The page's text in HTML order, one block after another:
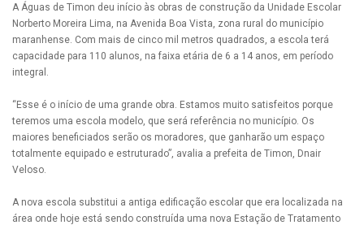
A Águas de Timon deu início às obras de construção da Unidade Escolar
Norberto Moreira Lima, na Avenida Boa Vista, zona rural do município
maranhense. Com mais de cinco mil metros quadrados, a escola terá
capacidade para 110 alunos, na faixa etária de 6 a 14 anos, em período
integral.
“Esse é o início de uma grande obra. Estamos muito satisfeitos porque
teremos uma escola modelo, que será referência no município. Os
maiores beneficiados serão os moradores, que ganharão um espaço
totalmente equipado e estruturado”, avalia a prefeita de Timon, Dnair
Veloso.
A nova escola substitui a antiga edificação escolar que era localizada na
área onde hoje está sendo construída uma nova Estação de Tratamento